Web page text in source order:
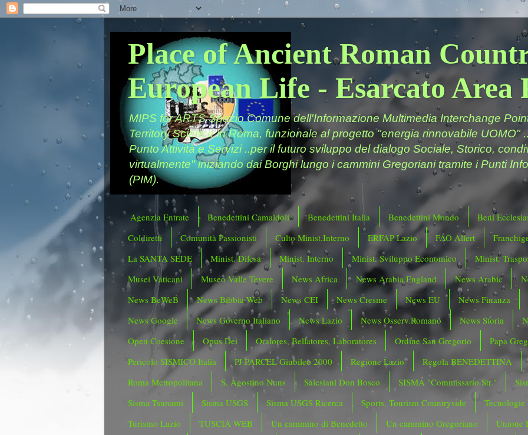
Place of Ancient Roman
European Life - Esarcato Area
MIPS for ARTS Spazio Comune dell'Informazione Multimedia Interchange
Territory Science in Roma, funzionale al progetto "energia rinnovabile UOMO"
Punto Attività e Servizi ..per il futuro sviluppo del dialogo Sociale, Storico,
virtualmente" iniziando dai Borghi lungo i cammini Gregoriani tramite i Punti
(PIM).
Agenzia Entrate Benedettini Camaldoli Benedettini Italia Benedettini Mondo
Beni
Coldiretti
Comunità Passionisti Culto Minist.Interno ERFAP Lazio FAO Allert
La SANTA SEDE
Minist. Difesa Minist. Interno Minist. Sviluppo Economico
Minist.
Musei Vaticani
Museo Valle Tevere News Africa News Arabia England News Arabic
News BeWeB
News Bibbia Web News CEI News Cresme News EU
News Finanza
News Google
News Governo Italiano News Lazio News Osserv.Romano News Storia
Open Coesione
Opus Dei Oratores, Bellatores, Laboratores Ordine San Gregorio
Papa
Pericolo SISMICO Italia
PJ PARCEL Giubileo 2000 Regione Lazio
Regola BENEDETTINA
Roma Metropolitana
S. Agostino Nuns Salesiani Don Bosco SISMA "Commissario Str."
Sisma Tsunami
Sisma USGS Sisma USGS Ricerca Sports, Tourism Countryside
Tecnologie
Turismo Lazio
TUSCIA WEB Un cammino di Benedetto Un cammino Gregoriano
Unione